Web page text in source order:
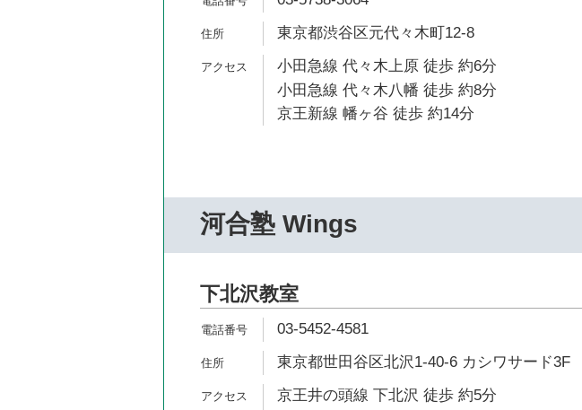
東京都渋谷区元代々木町12-8
小田急線 代々木上原 徒歩 約6分
小田急線 代々木八幡 徒歩 約8分
京王新線 幡ヶ谷 徒歩 約14分
河合塾 Wings
下北沢教室
03-5452-4581
東京都世田谷区北沢1-40-6 カシワサード3F
京王井の頭線 下北沢 徒歩 約5分